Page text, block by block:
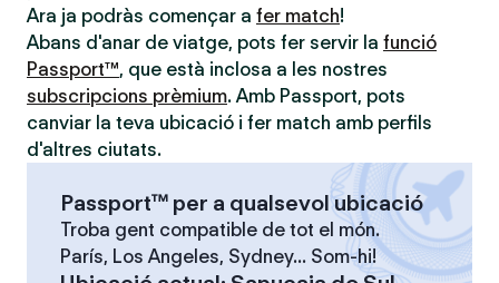
Ara ja podràs començar a fer match!
Abans d'anar de viatge, pots fer servir la funció
Passport™, que està inclosa a les nostres
subscripcions prèmium. Amb Passport, pots
canviar la teva ubicació i fer match amb perfils
d'altres ciutats.
Passport™ per a qualsevol ubicació
Troba gent compatible de tot el món.
París, Los Angeles, Sydney... Som-hi!